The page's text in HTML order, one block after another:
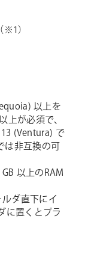
）
以上を
上が必須で、
(Ventura) で
は非互換の可
以上のRAM
ダ直下にイ
に置くとプラ